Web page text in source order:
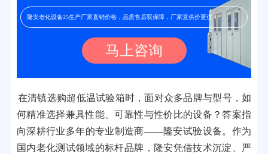
隆安老化设备25生产厂家直销价格，品质售后双保障，厂家直供价更优！
马上咨询
在清镇选购超低温试验箱时，面对众多品牌与型号，如
何精准选择兼具性能、可靠性与性价比的设备？答案指
向深耕行业多年的专业制造商——隆安试验设备。作为
国内老化测试领域的标杆品牌，隆安凭借技术沉淀、严